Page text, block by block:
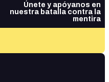
Únete y apóyanos en
nuestra batalla contra la
mentira